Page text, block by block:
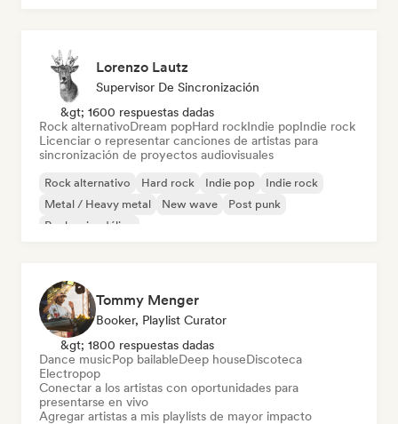
Lorenzo Lautz
Supervisor De Sincronización
&gt; 1600 respuestas dadas
Rock alternativoDream popHard rockIndie popIndie rock
Licenciar o representar canciones de artistas para
sincronización de proyectos audiovisuales
Rock alternativo Hard rock Indie pop
Indie rock
Metal / Heavy metal
New wave
Post punk
Rock psicodélico
Tommy Menger
Booker, Playlist Curator
&gt; 1800 respuestas dadas
Dance musicPop bailableDeep houseDiscoteca
Electropop
Conectar a los artistas con oportunidades para
presentarse en vivo
Agregar artistas a mis playlists de mayor impacto